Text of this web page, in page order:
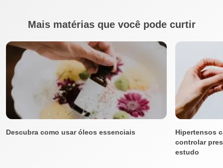
Mais matérias que você pode curtir
Descubra como usar óleos essenciais
Hipertensos
controlar
estudo